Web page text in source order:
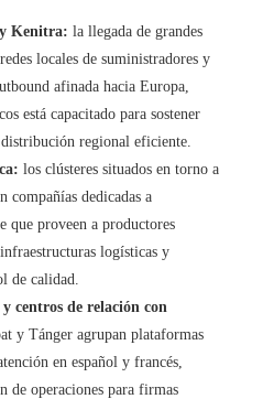
Kenitra: la llegada de grandes
locales de suministradores y
afinada hacia Europa,
está capacitado para sostener
regional eficiente.
los clústeres situados en torno a
compañías dedicadas a
que proveen a productores
logísticas y
de calidad.
centros de relación con
y Tánger agrupan plataformas
en español y francés,
de operaciones para firmas